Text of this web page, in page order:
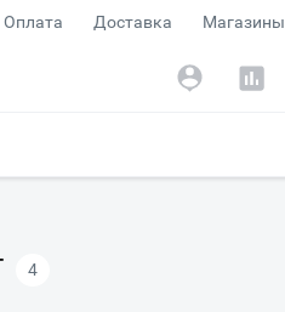
Оплата Доставка Магазины
4